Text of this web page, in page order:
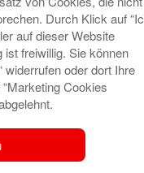
Durch Klick auf
auf dieser Website
freiwillig. Sie können
widerrufen oder dort Ihre
Cookies